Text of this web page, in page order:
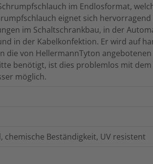
im Endlosformat,
eignet sich
im Schaltschrankbau, in der
in der Kabelkonfektion. Er wird auf
die von HellermannTyton
benötigt, ist dies problemlos mit
möglich.
chemische Beständigkeit, UV resistent